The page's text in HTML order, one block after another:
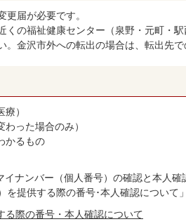
届が必要です。
くの福祉健康センター（泉野・元町・
金沢市外への転出の場合は、転出先で
）
った場合のみ）
かるもの
ナンバー（個人番号）の確認と本人確
提供する際の番号･本人確認について
る際の番号・本人確認について